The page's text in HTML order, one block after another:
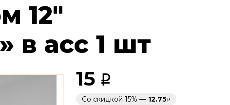
12″
в асс 1 шт
15
Со скидкой 15% — 12.75